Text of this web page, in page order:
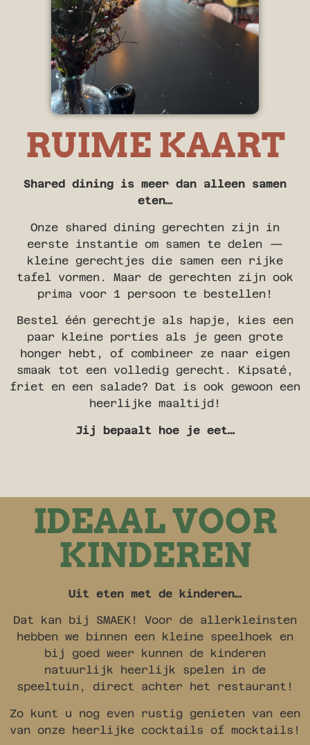
RUIME KAART
Shared dining is meer dan alleen samen
eten…
Onze shared dining gerechten zijn in
eerste instantie om samen te delen —
kleine gerechtjes die samen een rijke
tafel vormen. Maar de gerechten zijn ook
prima voor 1 persoon te bestellen!
Bestel één gerechtje als hapje, kies een
paar kleine porties als je geen grote
honger hebt, of combineer ze naar eigen
smaak tot een volledig gerecht. Kipsaté,
friet en een salade? Dat is ook gewoon een
heerlijke maaltijd!
Jij bepaalt hoe je eet…
IDEAAL VOOR
KINDEREN
Uit eten met de kinderen…
Dat kan bij SMAEK! Voor de allerkleinsten
hebben we binnen een kleine speelhoek en
bij goed weer kunnen de kinderen
natuurlijk heerlijk spelen in de
speeltuin, direct achter het restaurant!
Zo kunt u nog even rustig genieten van een
van onze heerlijke cocktails of mocktails!